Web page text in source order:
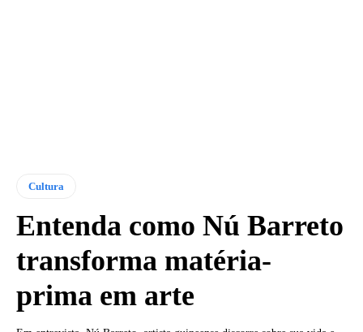
Cultura
Entenda como Nú Barreto
transforma matéria-
prima em arte